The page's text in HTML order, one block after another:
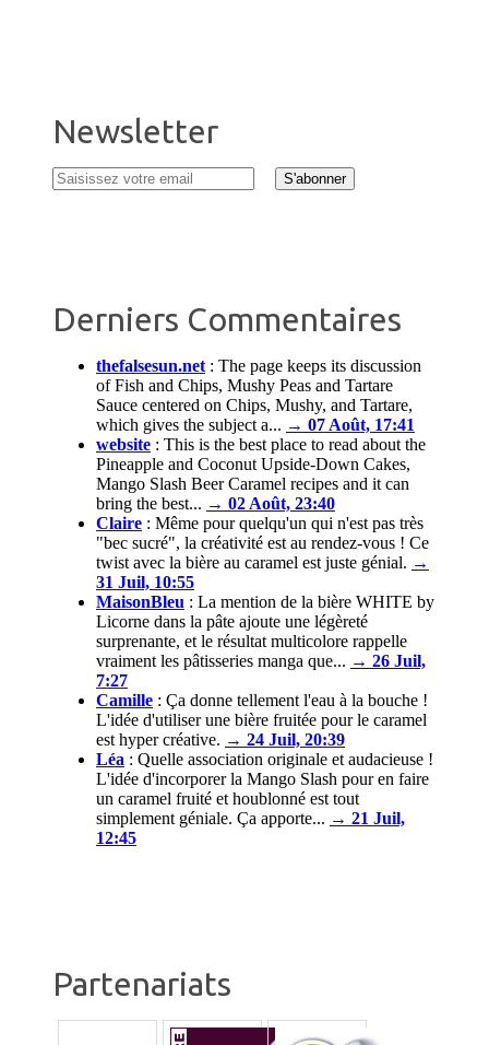
Newsletter
Derniers Commentaires
thefalsesun.net : The page keeps its discussion
of Fish and Chips, Mushy Peas and Tartare
Sauce centered on Chips, Mushy, and Tartare,
which gives the subject a... → 07 Août, 17:41
website : This is the best place to read about the
Pineapple and Coconut Upside-Down Cakes,
Mango Slash Beer Caramel recipes and it can
bring the best... → 02 Août, 23:40
Claire : Même pour quelqu'un qui n'est pas très
"bec sucré", la créativité est au rendez-vous ! Ce
twist avec la bière au caramel est juste génial. →
31 Juil, 10:55
MaisonBleu : La mention de la bière WHITE by
Licorne dans la pâte ajoute une légèreté
surprenante, et le résultat multicolore rappelle
vraiment les pâtisseries manga que... → 26 Juil,
7:27
Camille : Ça donne tellement l'eau à la bouche !
L'idée d'utiliser une bière fruitée pour le caramel
est hyper créative. → 24 Juil, 20:39
Léa : Quelle association originale et audacieuse !
L'idée d'incorporer la Mango Slash pour en faire
un caramel fruité et houblonné est tout
simplement géniale. Ça apporte... → 21 Juil,
12:45
Partenariats